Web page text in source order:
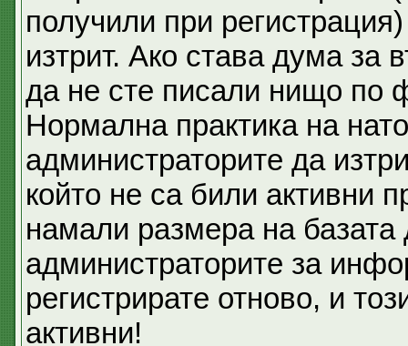
получили при
изтрит. Ако става дума за
да не сте писали нищо по
Нормална практика на
администраторите да
който не са били активни
намали размера на
администраторите за
регистрирате отново, и
активни!